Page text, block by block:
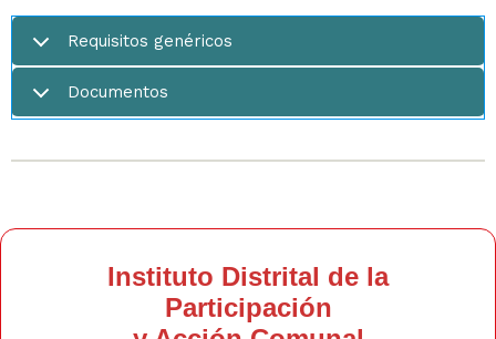
Requisitos genéricos
Documentos
Instituto Distrital de la
Participación